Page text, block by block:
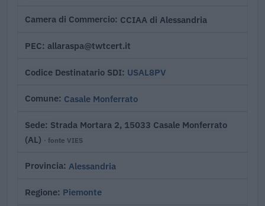
Camera di Commercio CCIAA di Alessandria
PEC allaraspa@twtcert.it
Codice Destinatario SDI USAL8PV
Comune Casale Monferrato
Sede Strada Mortara 2, 15033 Casale Monferrato
(AL) · fonte VIES
Provincia Alessandria
Regione Piemonte